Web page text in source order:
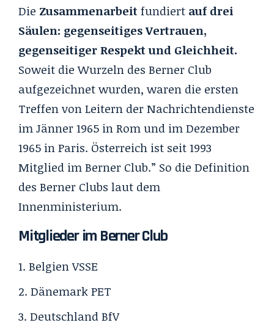
Die Zusammenarbeitfundiert auf drei
Säulen: gegenseitiges Vertrauen,
gegenseitiger Respekt und Gleichheit.
Soweit die Wurzeln des Berner Club
aufgezeichnet wurden, waren die ersten
Treffen von Leitern der Nachrichtendienste
im Jänner 1965 in Rom und im Dezember
1965 in Paris. Österreich ist seit 1993
Mitglied im Berner Club.” So die Definition
des Berner Clubs laut dem
Innenministerium.
Mitglieder im Berner Club
BelgienVSSE
DänemarkPET
DeutschlandBfV